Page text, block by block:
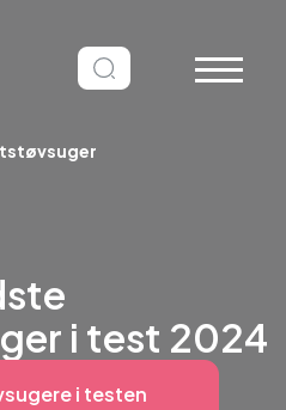
i test 2024
i testen